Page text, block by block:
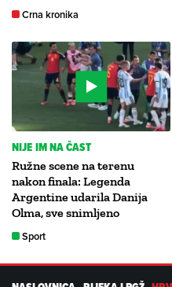
Crna kronika
NIJE IM NA ČAST
Ružne scene na terenu
nakon finala: Legenda
Argentine udarila Danija
Olma, sve snimljeno
Sport